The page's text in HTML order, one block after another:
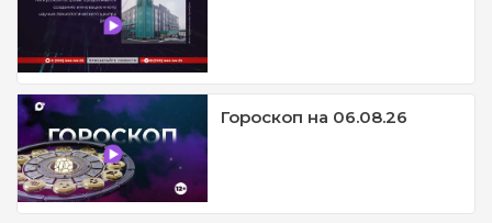
Гороскоп на 06.08.26